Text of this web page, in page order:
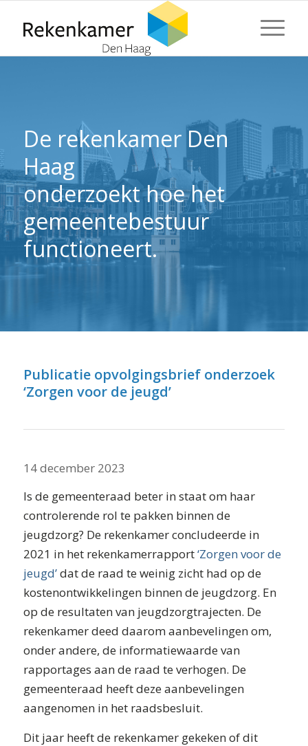
⬇ Blok overslaan
De rekenkamer Den
Haag
onderzoekt hoe het
gemeentebestuur
functioneert.
Publicatie opvolgingsbrief onderzoek
‘Zorgen voor de jeugd’
14 december 2023
Is de gemeenteraad beter in staat om haar
controlerende rol te pakken binnen de
jeugdzorg? De rekenkamer concludeerde in
2021 in het rekenkamerrapport‘Zorgen voor de
jeugd’dat de raad te weinig zicht had op de
kostenontwikkelingen binnen de jeugdzorg. En
op de resultaten van jeugdzorgtrajecten. De
rekenkamer deed daarom aanbevelingen om,
onder andere, de informatiewaarde van
rapportages aan de raad te verhogen. De
gemeenteraad heeft deze aanbevelingen
aangenomen in het raadsbesluit.
Dit jaar heeft de rekenkamer gekeken of dit